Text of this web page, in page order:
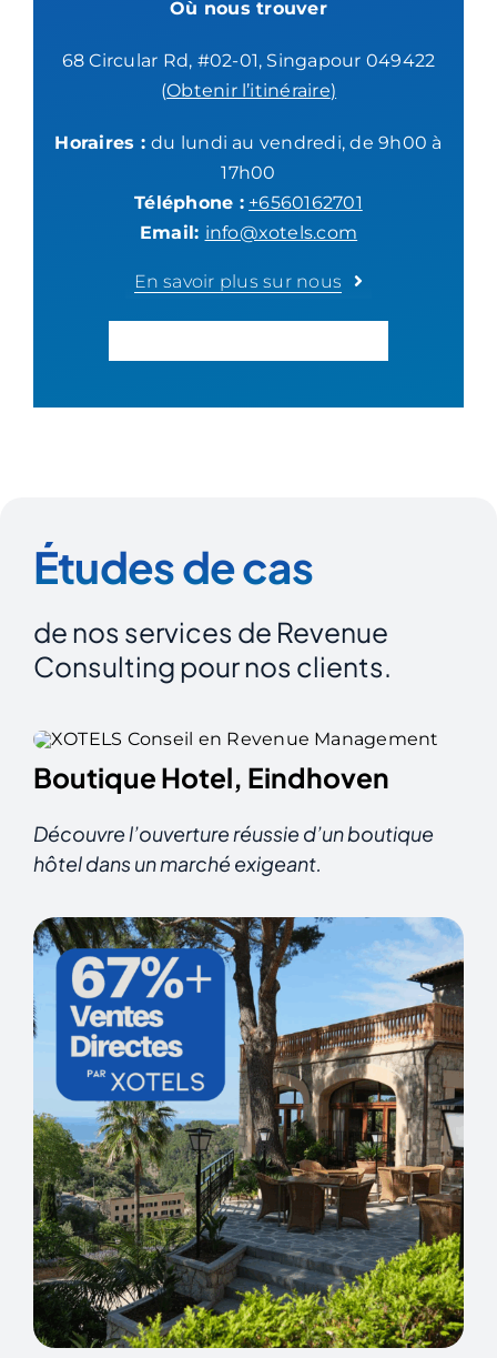
Où nous trouver
68 Circular Rd, #02-01, Singapour 049422
(Obtenir l’itinéraire)
Horaires :du lundi au vendredi, de 9h00 à
17h00
Téléphone : +6560162701
Email: info@xotels.com
En savoir plus sur nous
Études de cas
de nos services de Revenue
Consulting pour nos clients.
Boutique Hotel, Eindhoven
Découvre l’ouverture réussie d’un boutique
hôtel dans un marché exigeant.